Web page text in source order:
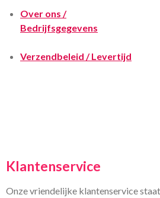
Over ons /
Bedrijfsgegevens
Verzendbeleid / Levertijd
Klantenservice
Onze vriendelijke klantenservice